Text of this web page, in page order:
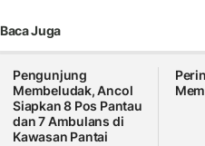
Baca Juga
Pengunjung
Membeludak, Ancol
Siapkan 8 Pos Pantau
dan 7 Ambulans di
Kawasan Pantai